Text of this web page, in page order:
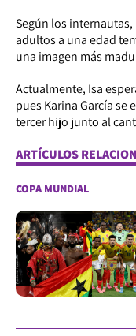
Según los
adultos a una edad
una imagen más
Actualmente, Isa
pues Karina García se
tercer hijo junto al
ARTÍCULOS
COPA MUNDIAL